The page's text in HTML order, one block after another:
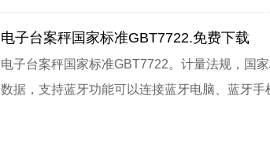
电子台案秤国家标准GBT7722.免费下载
电子台案秤国家标准GBT7722。计量法规，国
数据，支持蓝牙功能可以连接蓝牙电脑、蓝牙